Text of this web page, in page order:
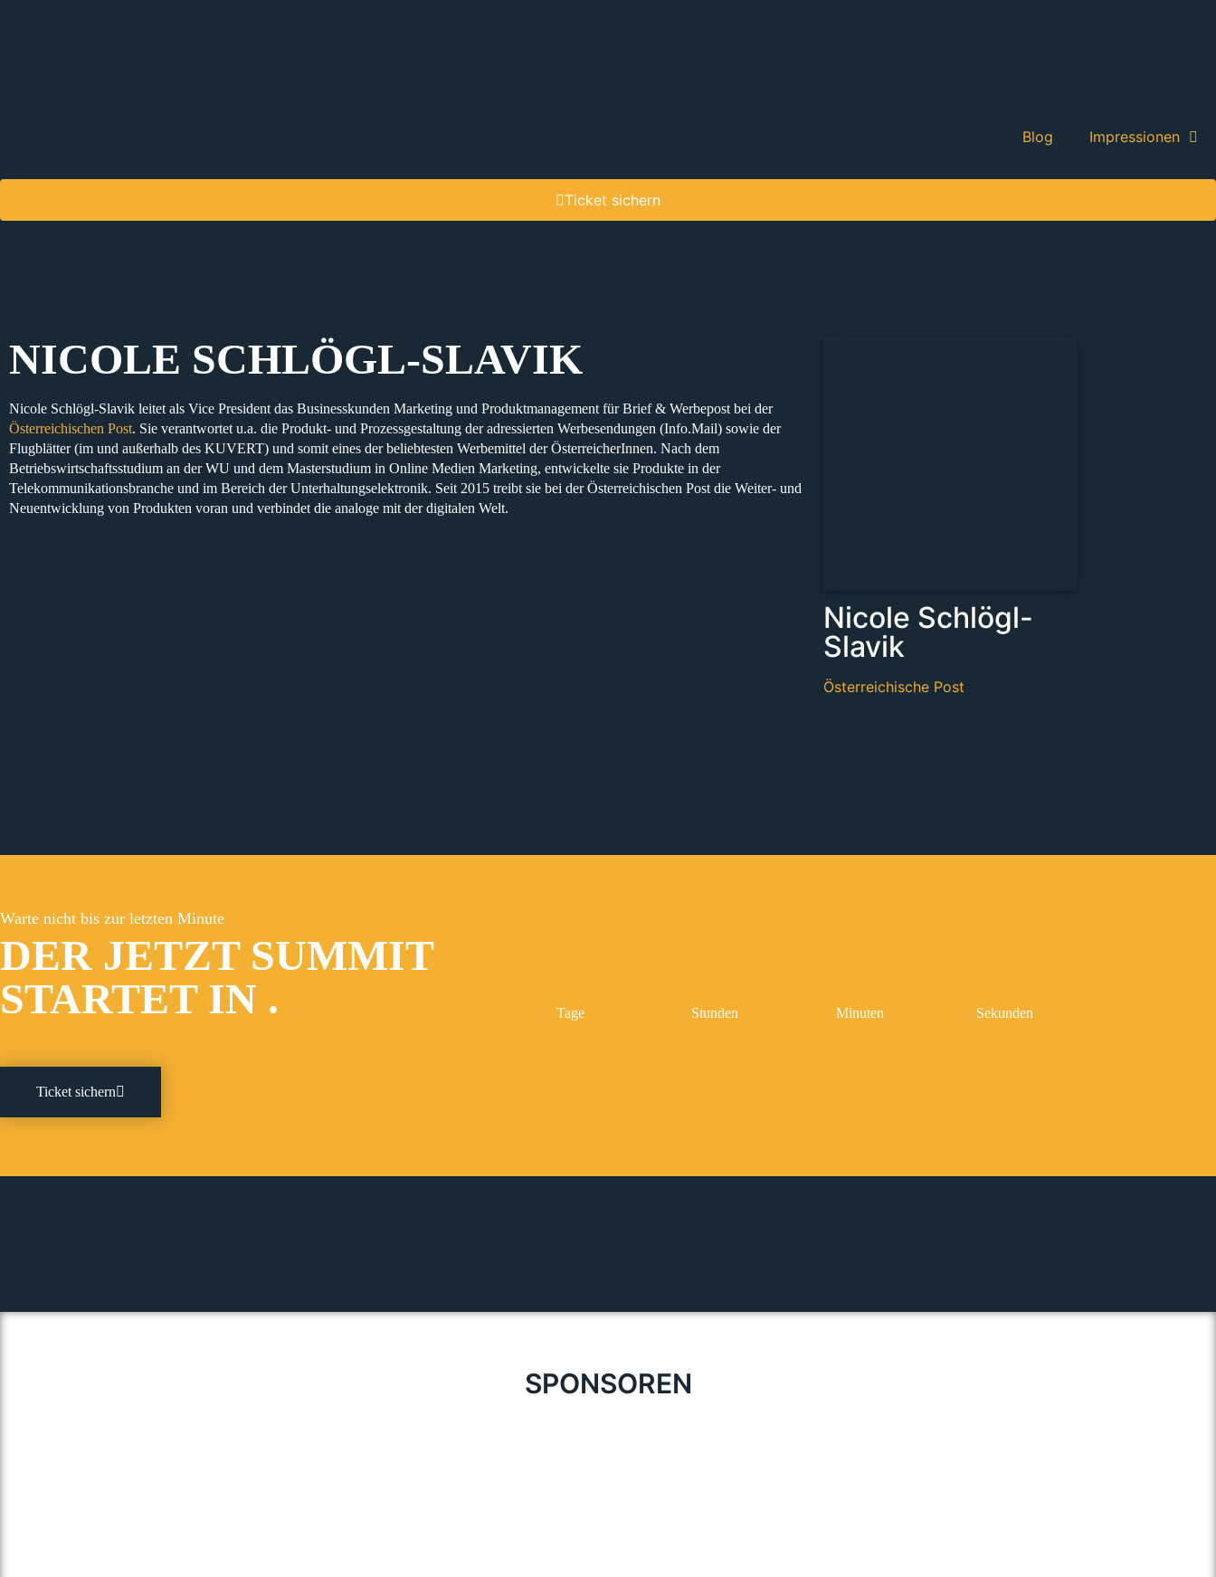
Blog Impressionen
Ticket sichern
NICOLE SCHLÖGL-SLAVIK
Nicole Schlögl-Slavik leitet als Vice President das Businesskunden Marketing und Produktmanagement für Brief & Werbepost bei der
Österreichischen Post. Sie verantwortet u.a. die Produkt- und Prozessgestaltung der adressierten Werbesendungen (Info.Mail) sowie der
Flugblätter(im und außerhalb des KUVERT) und somit eines der beliebtesten Werbemittel der ÖsterreicherInnen. Nach dem
Betriebswirtschaftsstudium an derWU und dem Masterstudium in Online Medien Marketing, entwickelte sie Produkte in der
Telekommunikationsbranche und im Bereich derUnterhaltungselektronik. Seit 2015 treibt sie bei derÖsterreichischen Post die Weiter- und
Neuentwicklung von Produkten voran und verbindet die analoge mit der digitalen Welt.
Nicole Schlögl-
Slavik
Österreichische Post
Warte nicht bis zur letzten Minute
DER JETZT SUMMIT
STARTET IN .
Ticket sichern
Tage Stunden Minuten Sekunden
SPONSOREN